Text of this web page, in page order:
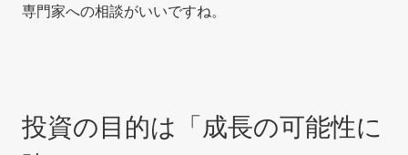
専門家への相談がいいですね。
投資の目的は「成長の可能性に